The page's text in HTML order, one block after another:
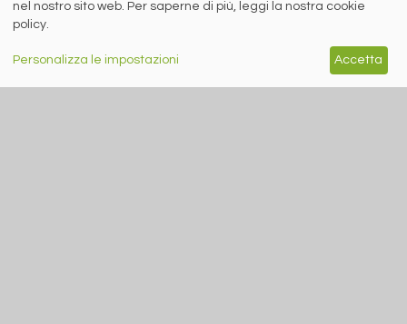
Privacy policy
Digital Services Act Policy
MENU
SEGUICI SUI NOSTRI
SOCIAL NETWORK
nel nostro sito web. Per saperne di più, leggi la nostra cookie
policy.
Personalizza le impostazioni Accetta